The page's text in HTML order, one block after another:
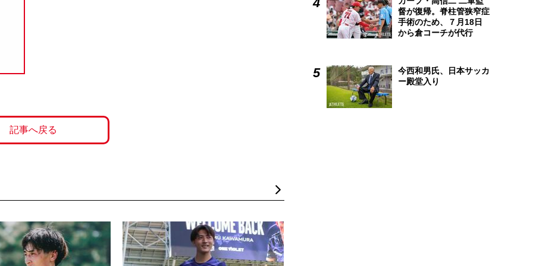
記事へ戻る
督が復帰。脊柱管狭窄症
手術のため、７月18日
から倉コーチが代行
今西和男氏、日本サッカ
ー殿堂入り